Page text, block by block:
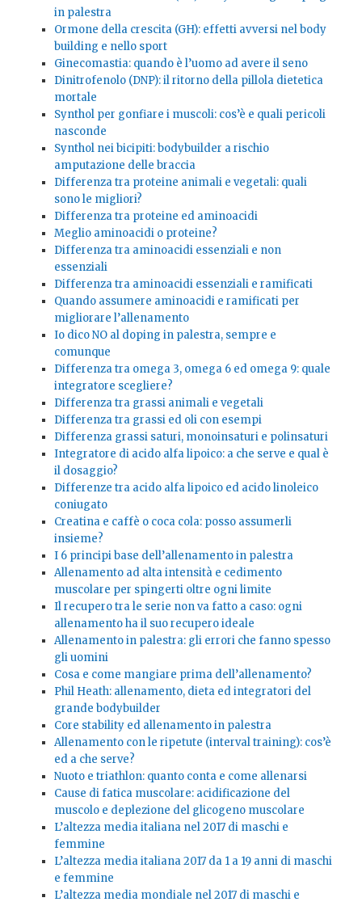
in palestra
Ormone della crescita (GH): effetti avversi nel body
building e nello sport
Ginecomastia: quando è l’uomo ad avere il seno
Dinitrofenolo (DNP): il ritorno della pillola dietetica
mortale
Synthol per gonfiare i muscoli: cos’è e quali pericoli
nasconde
Synthol nei bicipiti: bodybuilder a rischio
amputazione delle braccia
Differenza tra proteine animali e vegetali: quali
sono le migliori?
Differenza tra proteine ed aminoacidi
Meglio aminoacidi o proteine?
Differenza tra aminoacidi essenziali e non
essenziali
Differenza tra aminoacidi essenziali e ramificati
Quando assumere aminoacidi e ramificati per
migliorare l’allenamento
Io dico NO al doping in palestra, sempre e
comunque
Differenza tra omega 3, omega 6 ed omega 9: quale
integratore scegliere?
Differenza tra grassi animali e vegetali
Differenza tra grassi ed oli con esempi
Differenza grassi saturi, monoinsaturi e polinsaturi
Integratore di acido alfa lipoico: a che serve e qual è
il dosaggio?
Differenze tra acido alfa lipoico ed acido linoleico
coniugato
Creatina e caffè o coca cola: posso assumerli
insieme?
I 6 principi base dell’allenamento in palestra
Allenamento ad alta intensità e cedimento
muscolare per spingerti oltre ogni limite
Il recupero tra le serie non va fatto a caso: ogni
allenamento ha il suo recupero ideale
Allenamento in palestra: gli errori che fanno spesso
gli uomini
Cosa e come mangiare prima dell’allenamento?
Phil Heath: allenamento, dieta ed integratori del
grande bodybuilder
Core stability ed allenamento in palestra
Allenamento con le ripetute (interval training): cos’è
ed a che serve?
Nuoto e triathlon: quanto conta e come allenarsi
Cause di fatica muscolare: acidificazione del
muscolo e deplezione del glicogeno muscolare
L’altezza media italiana nel 2017 di maschi e
femmine
L’altezza media italiana 2017 da 1 a 19 anni di maschi
e femmine
L’altezza media mondiale nel 2017 di maschi e